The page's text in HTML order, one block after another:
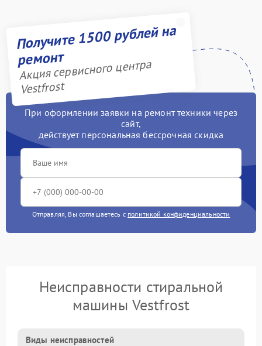
Получите 1500 рублей на
ремонт
Акция сервисного центра
Vestfrost
При оформлении заявки на ремонт техники через
сайт,
действует персональная бессрочная скидка
Отправляя, Вы соглашаетесь с политикой конфиденциальности
Неисправности стиральной
машины Vestfrost
Виды неисправностей